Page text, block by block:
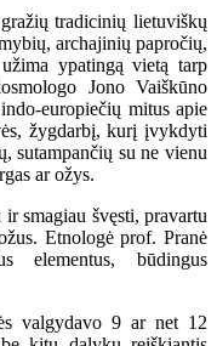
tradicinių lietuviškų
archajinių papročių,
ypatingą vietą tarp
Jono Vaiškūno
europiečių mitus apie
žygdarbį, kurį įvykdyti
sutampančių su ne vienu
ar ožys.
smagiau švęsti, pravartu
Etnologė prof. Pranė
elementus, būdingus
valgydavo 9 ar net 12